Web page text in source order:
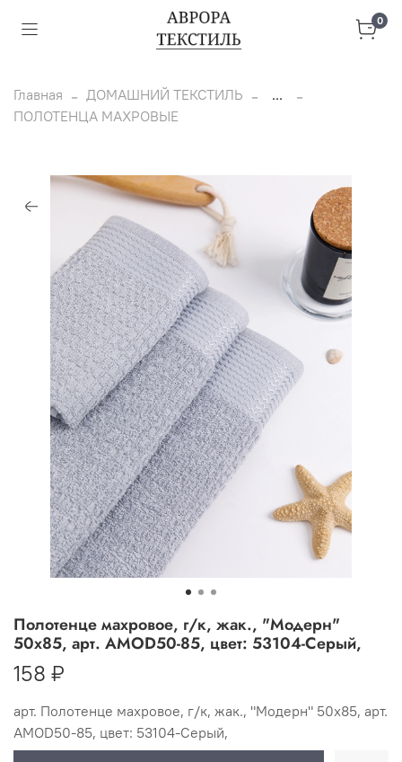
0
Главная ДОМАШНИЙ ТЕКСТИЛЬ
...
ПОЛОТЕНЦА МАХРОВЫЕ
арт. Полотенце махровое, г/к, жак., "Модерн" 50х85, арт.
AMOD50-85, цвет: 53104-Серый,
Полотенце махровое, г/к, жак., "Модерн"
50х85, арт. AMOD50-85, цвет: 53104-Серый,
158 ₽